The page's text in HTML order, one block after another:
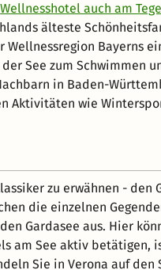
Wellnesshotel auch am
älteste
Wellnessregion Bayerns
See zum Schwimmen
in Baden-
wie
zu erwähnen - den
die einzelnen
Gardasee aus. Hier
am See aktiv betätigen,
Sie in Verona auf